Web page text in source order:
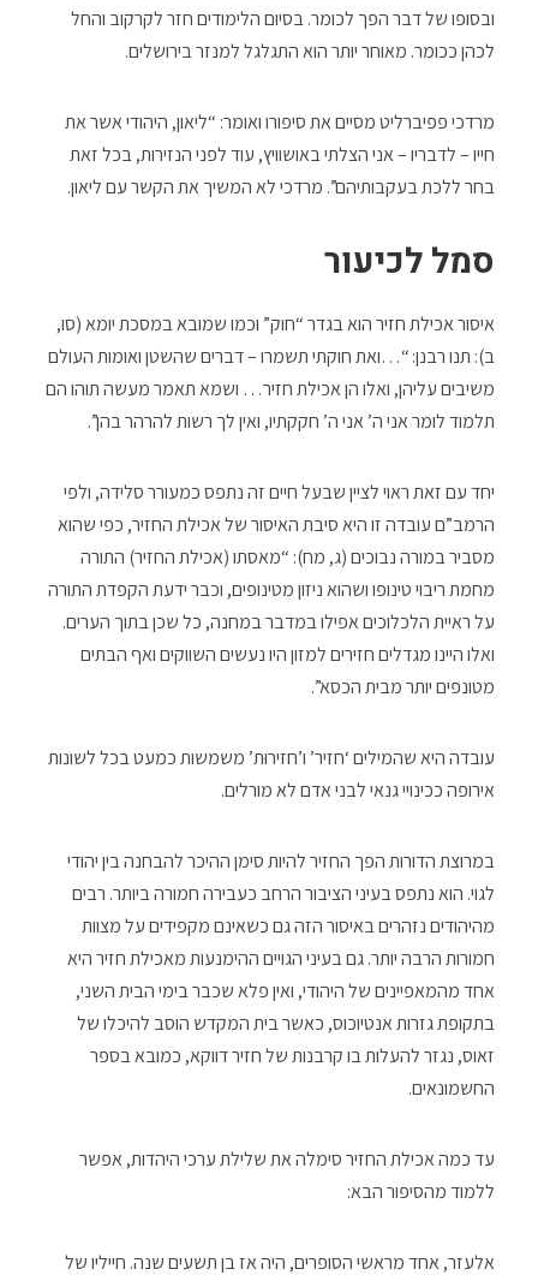
ובסופו של דבר הפך לכומר. בסיום הלימודים חזר לקרקוב והחל
לכהן ככומר. מאוחר יותר הוא התגלגל למנזר בירושלים.
מרדכי פפיברליט מסיים את סיפורו ואומר: “ליאון, היהודי אשר את
חייו – לדבריו – אני הצלתי באושוויץ, עוד לפני הנזירות, בכל זאת
בחר ללכת בעקבותיהם”. מרדכי לא המשיך את הקשר עם ליאון.
סמל לכיעור
איסור אכילת חזיר הוא בגדר “חוק” וכמו שמובא במסכת יומא (סו,
ב): תנו רבנן: “…ואת חוקתי תשמרו – דברים שהשטן ואומות העולם
משיבים עליהן, ואלו הן אכילת חזיר… ושמא תאמר מעשה תוהו הם
תלמוד לומר אני ה’ אני ה’ חקקתיו, ואין לך רשות להרהר בהן”.
יחד עם זאת ראוי לציין שבעל חיים זה נתפס כמעורר סלידה, ולפי
הרמב”ם עובדה זו היא סיבת האיסור של אכילת החזיר, כפי שהוא
מסביר במורה נבוכים (ג, מח): “מאסתו (אכילת החזיר) התורה
מחמת ריבוי טינופו ושהוא ניזון מטינופים, וכבר ידעת הקפדת התורה
על ראיית הלכלוכים אפילו במדבר במחנה, כל שכן בתוך הערים.
ואלו היינו מגדלים חזירים למזון היו נעשים השווקים ואף הבתים
מטונפים יותר מבית הכסא”.
עובדה היא שהמילים ‘חזיר’ ו’חזירוּת’ משמשות כמעט בכל לשונות
אירופה ככינויי גנאי לבני אדם לא מורלים.
במרוצת הדורות הפך החזיר להיות סימן ההיכר להבחנה בין יהודי
לגוי. הוא נתפס בעיני הציבור הרחב כעבירה חמורה ביותר. רבים
מהיהודים נזהרים באיסור הזה גם כשאינם מקפידים על מצוות
חמורות הרבה יותר. גם בעיני הגויים ההימנעות מאכילת חזיר היא
אחד מהמאפיינים של היהודי, ואין פלא שכבר בימי הבית השני,
בתקופת גזרות אנטיוכוס, כאשר בית המקדש הוסב להיכלו של
זאוס, נגזר להעלות בו קרבנות של חזיר דווקא, כמובא בספר
החשמונאים.
עד כמה אכילת החזיר סימלה את שלילת ערכי היהדות, אפשר
ללמוד מהסיפור הבא:
אלעזר, אחד מראשי הסופרים, היה אז בן תשעים שנה. חייליו של